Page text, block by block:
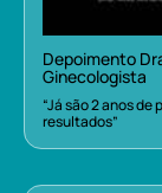
Depoimento
Ginecologista
“Já são 2 anos
resultados”